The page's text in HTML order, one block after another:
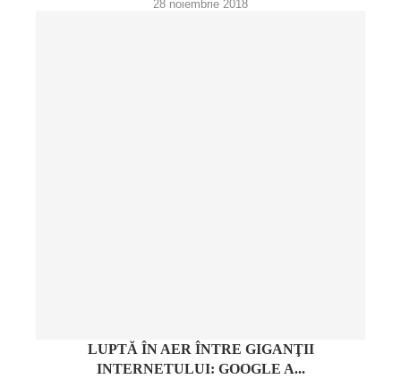
28 noiembrie 2018
LUPTĂ ÎN AER ÎNTRE GIGANŢII
INTERNETULUI: GOOGLE A...